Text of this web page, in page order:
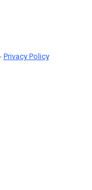
Privacy Policy